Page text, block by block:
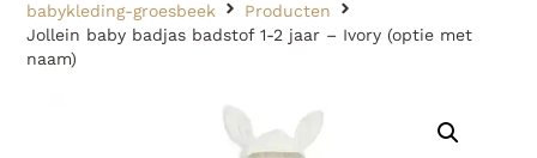
babykleding-groesbeek
Producten
Jollein baby badjas badstof 1-2 jaar – Ivory (optie met
naam)